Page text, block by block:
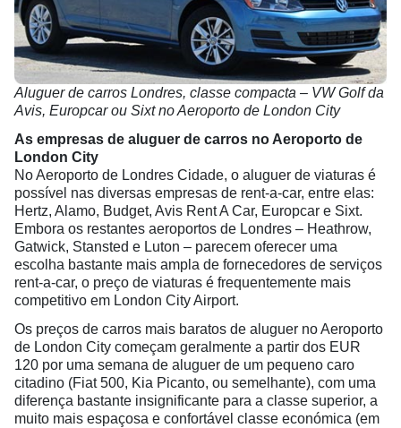
Aluguer de carros Londres, classe compacta – VW Golf da
Avis, Europcar ou Sixt no Aeroporto de London City
As empresas de aluguer de carros no Aeroporto de
London City
No Aeroporto de Londres Cidade, o aluguer de viaturas é
possível nas diversas empresas de rent-a-car, entre elas:
Hertz, Alamo, Budget, Avis Rent A Car, Europcar e Sixt.
Embora os restantes aeroportos de Londres – Heathrow,
Gatwick, Stansted e Luton – parecem oferecer uma
escolha bastante mais ampla de fornecedores de serviços
rent-a-car, o preço de viaturas é frequentemente mais
competitivo em London City Airport.
Os preços de carros mais baratos de aluguer no Aeroporto
de London City começam geralmente a partir dos EUR
120 por uma semana de aluguer de um pequeno caro
citadino (Fiat 500, Kia Picanto, ou semelhante), com uma
diferença bastante insignificante para a classe superior, a
muito mais espaçosa e confortável classe económica (em